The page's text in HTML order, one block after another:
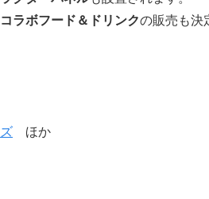
コラボフード＆ドリンクの販売も決
ほか